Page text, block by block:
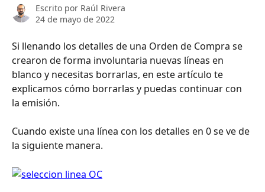
Escrito por Raúl Rivera
24 de mayo de 2022
Si llenando los detalles de una Orden de Compra se
crearon de forma involuntaria nuevas líneas en
blanco y necesitas borrarlas, en este artículo te
explicamos cómo borrarlas y puedas continuar con
la emisión.
Cuando existe una línea con los detalles en 0 se ve de
la siguiente manera.